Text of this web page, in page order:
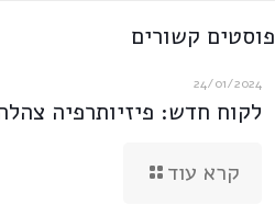
פוסטים קשורים
24/01/2024
לקוח חדש: פיזיותרפיה
קרא עוד